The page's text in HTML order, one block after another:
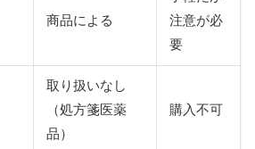
商品による
注意が必
要
取り扱いなし
（処方箋医薬
品）
購入不可